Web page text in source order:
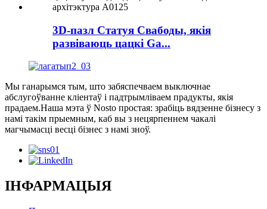
3D-пазл Статуя Свабоды, якія
развіваюць цацкі Ga...
Мы ганарымся тым, што забяспечваем выключнае
абслугоўванне кліентаў і падтрымліваем прадукты, якія
прадаем.Наша мэта ў Nosto простая: зрабіць вядзенне бізнесу з
намі такім прыемным, каб вы з нецярпеннем чакалі
магчымасці весці бізнес з намі зноў.
ІНФАРМАЦЫЯ